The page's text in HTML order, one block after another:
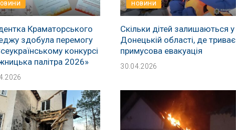
Краматорського
здобула перемогу
конкурсі
палітра 2026»
НОВИНИ
Скільки дітей залишаються у
Донецькій області, де триває
примусова евакуація
30.04.2026